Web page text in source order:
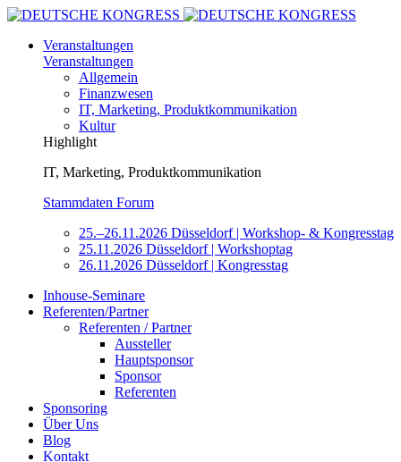
Veranstaltungen
Veranstaltungen
Allgemein
Finanzwesen
IT, Marketing, Produktkommunikation
Kultur
Highlight
IT, Marketing, Produktkommunikation
Stammdaten Forum
25.–26.11.2026 Düsseldorf | Workshop- & Kongresstag
25.11.2026 Düsseldorf | Workshoptag
26.11.2026 Düsseldorf | Kongresstag
Inhouse-Seminare
Referenten/Partner
Referenten / Partner
Aussteller
Hauptsponsor
Sponsor
Referenten
Sponsoring
Über Uns
Blog
Kontakt